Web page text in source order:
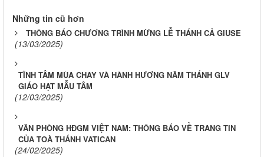
Những tin cũ hơn
THÔNG BÁO CHƯƠNG TRÌNH MỪNG LỄ THÁNH CẢ GIUSE
(13/03/2025)
TĨNH TÂM MÙA CHAY VÀ HÀNH HƯƠNG NĂM THÁNH GLV
GIÁO HẠT MẪU TÂM
(12/03/2025)
VĂN PHÒNG HĐGM VIỆT NAM: THÔNG BÁO VỀ TRANG TIN
CỦA TOÀ THÁNH VATICAN
(24/02/2025)